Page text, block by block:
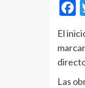
El
Las